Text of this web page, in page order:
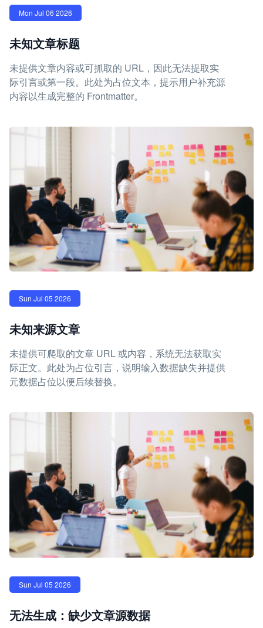
Mon Jul 06 2026
未知文章标题
未提供文章内容或可抓取的 URL，因此无法提取实
际引言或第一段。此处为占位文本，提示用户补充源
内容以生成完整的 Frontmatter。
Sun Jul 05 2026
未知来源文章
未提供可爬取的文章 URL 或内容，系统无法获取实
际正文。此处为占位引言，说明输入数据缺失并提供
元数据占位以便后续替换。
Sun Jul 05 2026
无法生成：缺少文章源数据